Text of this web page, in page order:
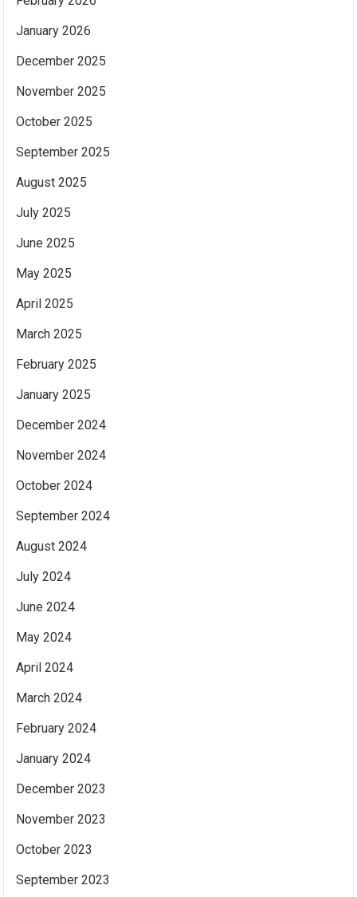
January 2026
December 2025
November 2025
October 2025
September 2025
August 2025
July 2025
June 2025
May 2025
April 2025
March 2025
February 2025
January 2025
December 2024
November 2024
October 2024
September 2024
August 2024
July 2024
June 2024
May 2024
April 2024
March 2024
February 2024
January 2024
December 2023
November 2023
October 2023
September 2023